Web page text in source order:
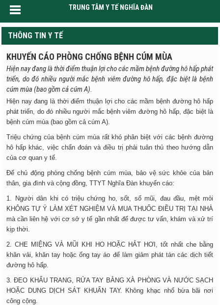
TRUNG TÂM Y TẾ NGHĨA ĐÀN
THÔNG TIN Y TẾ
KHUYẾN CÁO PHÒNG CHỐNG BỆNH CÚM MÙA
Hiện nay đang là thời điểm thuận lợi cho các mầm bệnh đường hô hấp phát
triển, do đó nhiều người mắc bệnh viêm đường hô hấp, đặc biệt là bệnh
cúm mùa (bao gồm cả cúm A).
Hiện nay đang là thời điểm thuận lợi cho các mầm bệnh đường hô hấp
phát triển, do đó nhiều người mắc bệnh viêm đường hô hấp, đặc biệt là
bệnh cúm mùa (bao gồm cả cúm A).
Triệu chứng của bệnh cúm mùa rất khó phân biệt với các bệnh đường
hô hấp khác, việc chẩn đoán và điều trị phải tuân thủ theo hướng dẫn
của cơ quan y tế.
Để chủ động phòng chống bệnh cúm mùa, bảo vệ sức khỏe của bản
thân, gia đình và cộng đồng, TTYT Nghĩa Đàn khuyến cáo:
1. Người dân khi có triệu chứng ho, sốt, sổ mũi, đau đầu, mệt mỏi
KHÔNG TỰ Ý LÀM XÉT NGHIỆM VÀ MUA THUỐC ĐIỀU TRỊ TẠI NHÀ
mà cần liên hệ với cơ sở y tế gần nhất để được tư vấn, khám và xử trí
kịp thời.
2. CHE MIỆNG VÀ MŨI KHI HO HOẶC HẮT HƠI, tốt nhất che bằng
khăn vải, khăn tay hoặc ống tay áo để làm giảm phát tán các dịch tiết
đường hô hấp.
3. ĐEO KHẨU TRANG, RỬA TAY BẰNG XÀ PHÒNG VÀ NƯỚC SẠCH
HOẶC DUNG DỊCH SÁT KHUẨN TAY. Không khạc nhổ bừa bãi nơi
công cộng.